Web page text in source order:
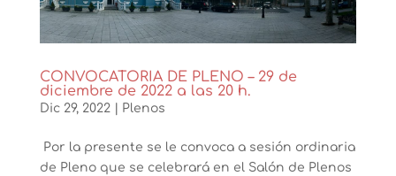
CONVOCATORIA DE PLENO – 29 de
diciembre de 2022 a las 20 h.
Dic 29, 2022| Plenos
Por la presente se le convoca a sesión ordinaria
de Pleno que se celebrará en el Salón de Plenos